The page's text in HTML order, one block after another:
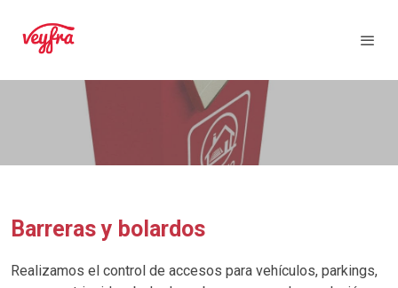
Barreras y bolardos
Realizamos el control de accesos para vehículos, parkings,